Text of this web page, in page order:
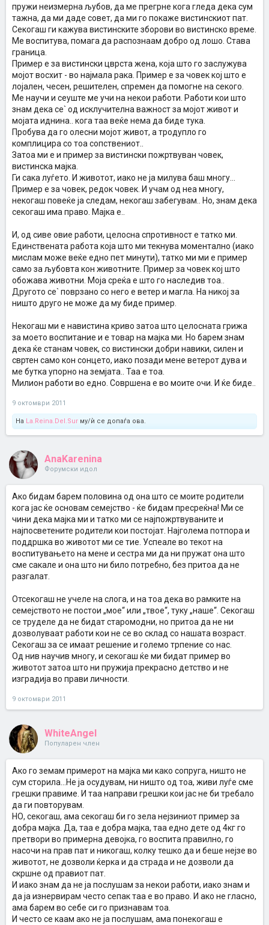
пружи неизмерна љубов, да ме прегрне кога гледа дека сум
тажна, да ми даде совет, да ми го покаже вистинскиот пат.
Секогаш ги кажува вистинските зборови во вистинско време.
Ме воспитува, помага да распознаам добро од лошо. Става
граница.
Пример е за вистински цврста жена, која што го заслужува
мојот восхит - во најмала рака. Пример е за човек кој што е
лојален, чесен, решителен, спремен да помогне на секого.
Ме научи и сеуште ме учи на некои работи. Работи кои што
знам дека се` од исклучителна важност за мојот живот и
мојата иднина.. кога таа веќе нема да биде тука.
Пробува да го олесни мојот живот, а тродупло го
комплицира со тоа сопствениот..
Затоа ми е и пример за вистински пожртвуван човек,
вистинска мајка.
Ги сака луѓето. И животот, иако не ја милува баш многу...
Пример е за човек, редок човек. И учам од неа многу,
некогаш повеќе ја следам, некогаш забегувам.. Но, знам дека
секогаш има право. Мајка е..
И, од сиве овие работи, целосна спротивност е татко ми.
Единствената работа која што ми текнува моментално (иако
мислам може веќе едно пет минути), татко ми ми е пример
само за љубовта кон животните. Пример за човек кој што
обожава животни. Моја среќа е што го наследив тоа..
Другото се` поврзано со него е ветер и магла. На никој за
ништо друго не може да му биде пример.
Некогаш ми е навистина криво затоа што целосната грижа
за моето воспитание и е товар на мајка ми. Но барем знам
дека ќе станам човек, со вистински добри навики, силен и
свртен само кон сонцето, иако позади мене ветерот дува и
ме бутка упорно на земјата.. Таа е тоа.
Милион работи во едно. Совршена е во моите очи. И ќе биде..
9 октомври 2011
На La.Reina.Del.Sur му/ѝ се допаѓа ова.
AnaKarenina
Форумски идол
Ако бидам барем половина од она што се моите родители
кога јас ќе основам семејство - ќе бидам пресреќна! Ми се
чини дека мајка ми и татко ми се најпожртвуваните и
најпосветените родители кои постојат. Најголема потпора и
поддршка во животот ми се тие. Успеале во текот на
воспитувањето на мене и сестра ми да ни пружат она што
сме сакале и она што ни било потребно, без притоа да не
разгалат.
Отсекогаш не учеле на слога, и на тоа дека во рамките на
семејството не постои „мое“ или „твое“, туку „наше“. Секогаш
се труделе да не бидат старомодни, но притоа да не ни
дозволуваат работи кои не се во склад со нашата возраст.
Секогаш за се имаат решение и големо трпение со нас.
Од нив научив многу, и секогаш ќе ми бидат пример во
животот затоа што ни пружија прекрасно детство и не
изградија во прави личности.
9 октомври 2011
WhiteAngel
Популарен член
Ако го земам примерот на мајка ми како сопруга, ништо не
сум сторила...Не ја осудувам, ни ништо од тоа, живи луѓе сме
грешки правиме. И таа направи грешки кои јас не би требало
да ги повторувам.
НО, секогаш, ама секогаш би го зела нејзиниот пример за
добра мајка. Да, таа е добра мајка, таа едно дете од 4кг го
претвори во примерна девојка, го воспита правилно, го
насочи на прав пат и никогаш, колку тешко да и беше нејзе во
животот, не дозволи ќерка и да страда и не дозволи да
скршне од правиот пат.
И иако знам да не ја послушам за некои работи, иако знам и
да ја изнервирам често сепак таа е во право. И ако не гласно,
ама барем во себе си го признавам тоа.
И често се каам ако не ја послушам, ама понекогаш е